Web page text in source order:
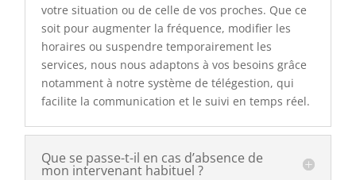
votre situation ou de celle de vos proches. Que ce
soit pour augmenter la fréquence, modifier les
horaires ou suspendre temporairement les
services, nous nous adaptons à vos besoins grâce
notamment à notre système de télégestion, qui
facilite la communication et le suivi en temps réel.
Que se passe-t-il en cas d’absence de
mon intervenant habituel ?